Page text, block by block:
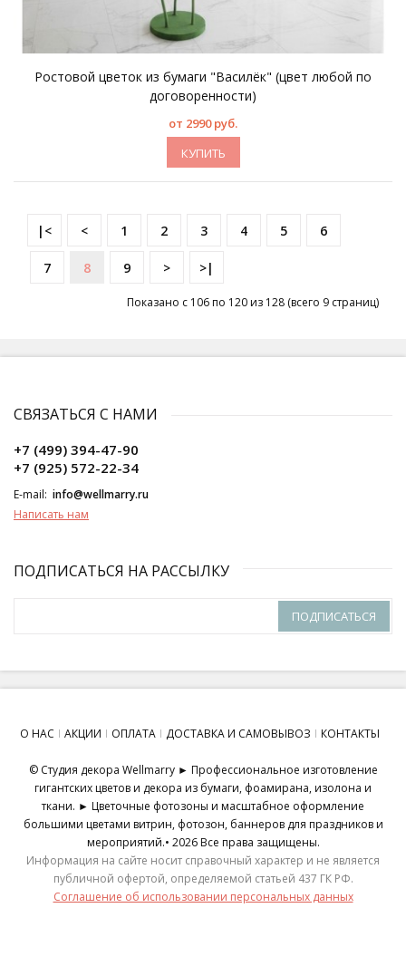
Ростовой цветок из бумаги "Василёк" (цвет любой по
договоренности)
от 2990 руб.
КУПИТЬ
|< < 1 2 3 4 5 6
7 8 9 > >|
Показано с 106 по 120 из 128 (всего 9 страниц)
СВЯЗАТЬСЯ С НАМИ
+7 (499) 394-47-90
+7 (925) 572-22-34
E-mail: info@wellmarry.ru
Написать нам
ПОДПИСАТЬСЯ НА РАССЫЛКУ
ПОДПИСАТЬСЯ
О НАС АКЦИИ ОПЛАТА ДОСТАВКА И САМОВЫВОЗ КОНТАКТЫ
© Студия декора Wellmarry ► Профессиональное изготовление
гигантских цветов и декора из бумаги, фоамирана, изолона и
ткани. ► Цветочные фотозоны и масштабное оформление
большими цветами витрин, фотозон, баннеров для праздников и
мероприятий.• 2026 Все права защищены.
Информация на сайте носит справочный характер и не является
публичной офертой, определяемой статьей 437 ГК РФ.
Соглашение об использовании персональных данных